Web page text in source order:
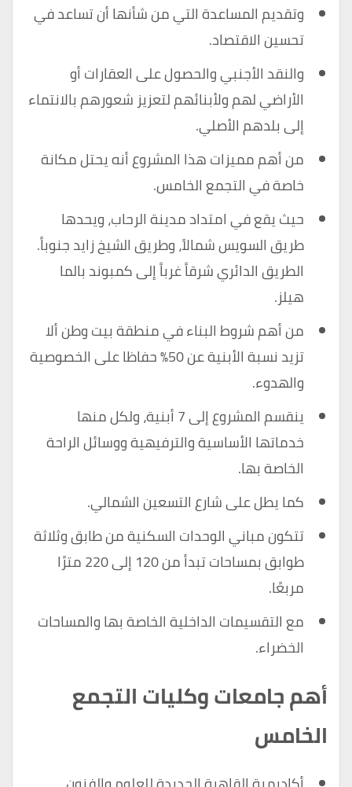
وتقديم المساعدة التي من شأنها أن تساعد في
تحسين الاقتصاد.
والنقد الأجنبي والحصول على العقارات أو
الأراضي لهم ولأبنائهم لتعزيز شعورهم بالانتماء
إلى بلدهم الأصلي.
من أهم مميزات هذا المشروع أنه يحتل مكانة
خاصة في التجمع الخامس.
حيث يقع في امتداد مدينة الرحاب، ويحدها
طريق السويس شمالاً، وطريق الشيخ زايد جنوباً.
الطريق الدائري شرقاً غرباً إلى كمبوند بالما
هيلز.
من أهم شروط البناء في منطقة بيت وطن ألا
تزيد نسبة الأبنية عن 50٪ حفاظا على الخصوصية
والهدوء.
ينقسم المشروع إلى 7 أبنية، ولكل منها
خدماتها الأساسية والترفيهية ووسائل الراحة
الخاصة بها.
كما يطل على شارع التسعين الشمالي.
تتكون مباني الوحدات السكنية من طابق وثلاثة
طوابق بمساحات تبدأ من 120 إلى 220 مترًا
مربعًا.
مع التقسيمات الداخلية الخاصة بها والمساحات
الخضراء.
أهم جامعات وكليات التجمع
الخامس